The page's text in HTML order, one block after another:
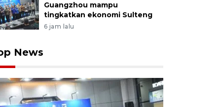
Guangzhou mampu
tingkatkan ekonomi Sulteng
6 jam lalu
News